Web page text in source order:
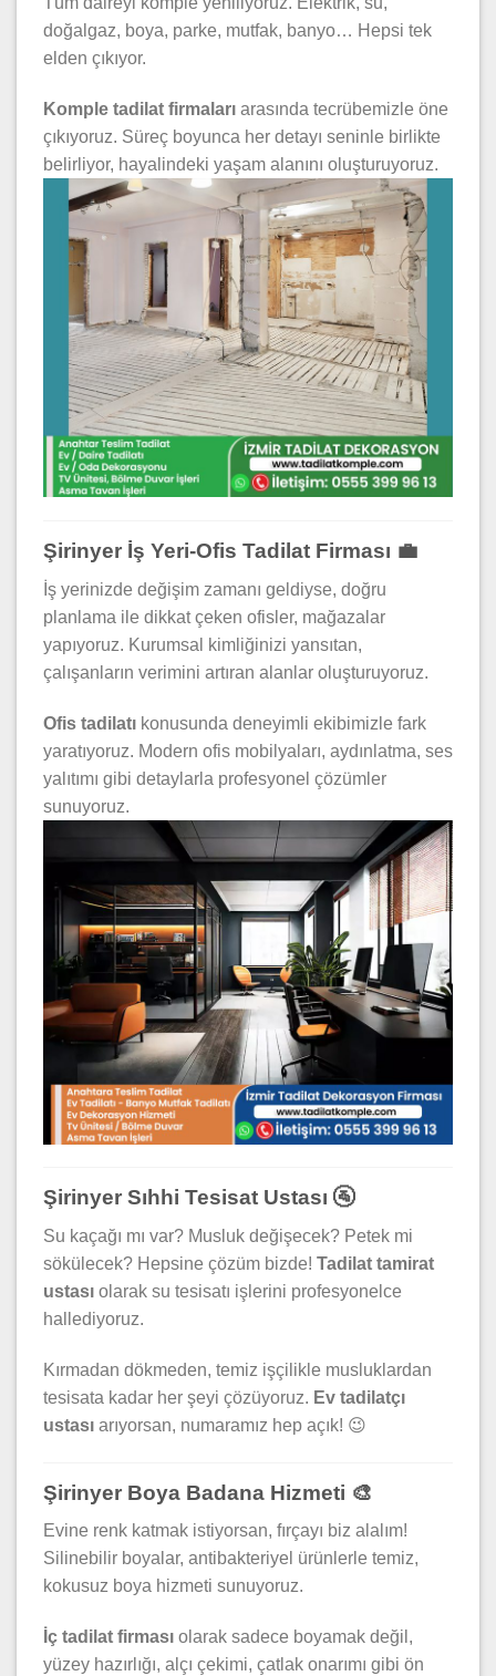
doğalgaz, boya, parke, mutfak, banyo… Hepsi tek
elden çıkıyor.
Komple tadilat firmaları arasında tecrübemizle öne
çıkıyoruz. Süreç boyunca her detayı seninle birlikte
belirliyor, hayalindeki yaşam alanını oluşturuyoruz.
Şirinyer İş Yeri-Ofis Tadilat Firması 💼
İş yerinizde değişim zamanı geldiyse, doğru
planlama ile dikkat çeken ofisler, mağazalar
yapıyoruz. Kurumsal kimliğinizi yansıtan,
çalışanların verimini artıran alanlar oluşturuyoruz.
Ofis tadilatı konusunda deneyimli ekibimizle fark
yaratıyoruz. Modern ofis mobilyaları, aydınlatma, ses
yalıtımı gibi detaylarla profesyonel çözümler
sunuyoruz.
Şirinyer Sıhhi Tesisat Ustası 🚰
Su kaçağı mı var? Musluk değişecek? Petek mi
sökülecek? Hepsine çözüm bizde! Tadilat tamirat
ustası olarak su tesisatı işlerini profesyonelce
hallediyoruz.
Kırmadan dökmeden, temiz işçilikle musluklardan
tesisata kadar her şeyi çözüyoruz. Ev tadilatçı
ustası arıyorsan, numaramız hep açık! 😉
Şirinyer Boya Badana Hizmeti 🎨
Evine renk katmak istiyorsan, fırçayı biz alalım!
Silinebilir boyalar, antibakteriyel ürünlerle temiz,
kokusuz boya hizmeti sunuyoruz.
İç tadilat firması olarak sadece boyamak değil,
yüzey hazırlığı, alçı çekimi, çatlak onarımı gibi ön